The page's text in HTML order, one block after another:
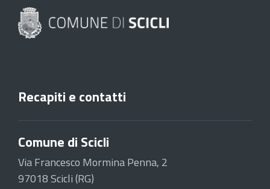
Recapiti e contatti
Comune di Scicli
Via Francesco Mormina Penna, 2
97018 Scicli (RG)